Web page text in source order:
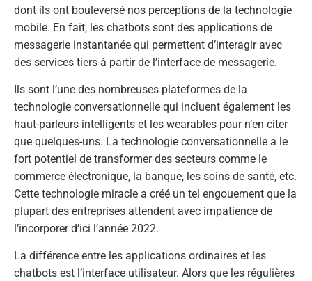
dont ils ont bouleversé nos perceptions de la technologie
mobile. En fait, les chatbots sont des applications de
messagerie instantanée qui permettent d’interagir avec
des services tiers à partir de l’interface de messagerie.
Ils sont l’une des nombreuses plateformes de la
technologie conversationnelle qui incluent également les
haut-parleurs intelligents et les wearables pour n’en citer
que quelques-uns. La technologie conversationnelle a le
fort potentiel de transformer des secteurs comme le
commerce électronique, la banque, les soins de santé, etc.
Cette technologie miracle a créé un tel engouement que la
plupart des entreprises attendent avec impatience de
l’incorporer d’ici l’année 2022.
La différence entre les applications ordinaires et les
chatbots est l’interface utilisateur. Alors que les régulières